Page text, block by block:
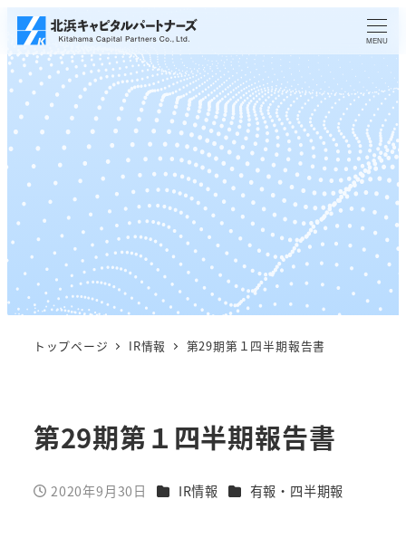
メ
イ
ン
コ
ン
テ
ン
へ
移
MENU
トップページ IR情報 第29期第１四半期報告書
第29期第１四半期報告書
投稿日
2020年9月30日 カテゴリー
IR情報 カテゴリー
有報・四半期報